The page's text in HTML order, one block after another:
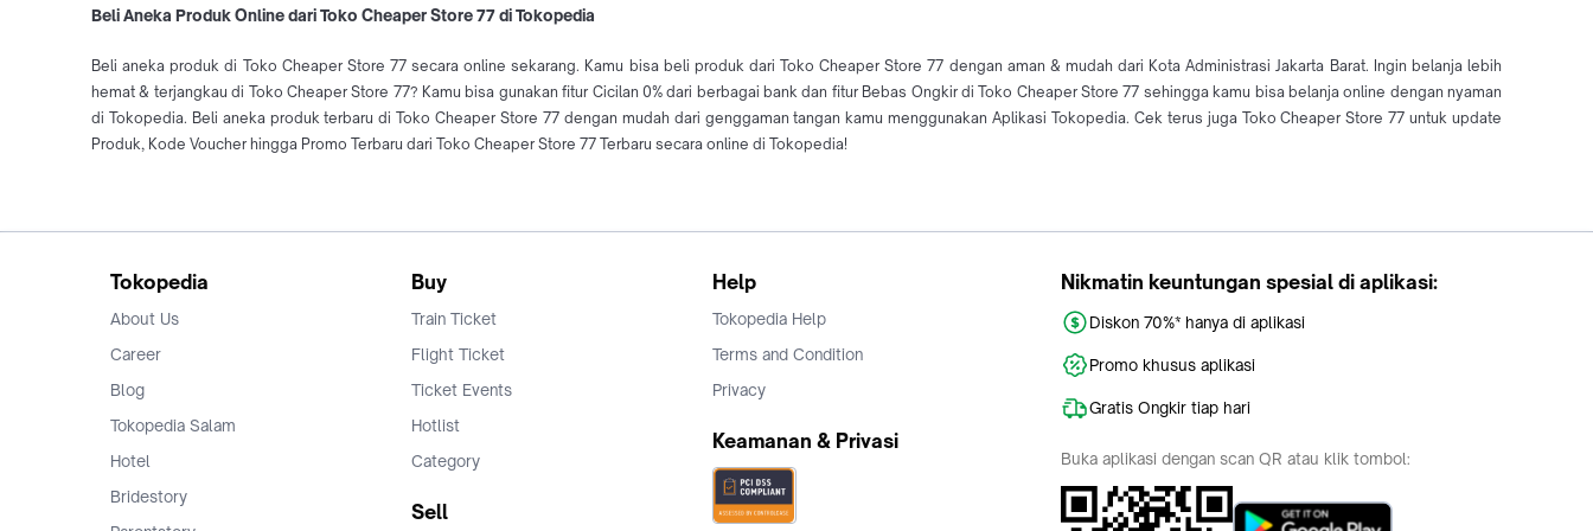
Beli Aneka Produk Online dari Toko Cheaper Store 77 di Tokopedia
Beli aneka produk di Toko Cheaper Store 77 secara online sekarang. Kamu bisa beli produk dari Toko Cheaper Store 77 dengan aman & mudah dari Kota Administrasi Jakarta Barat. Ingin belanja lebih
hemat & terjangkau di Toko Cheaper Store 77? Kamu bisa gunakan fitur Cicilan 0% dari berbagai bank dan fitur Bebas Ongkir di Toko Cheaper Store 77 sehingga kamu bisa belanja online dengan nyaman
di Tokopedia. Beli aneka produk terbaru di Toko Cheaper Store 77 dengan mudah dari genggaman tangan kamu menggunakan Aplikasi Tokopedia. Cek terus juga Toko Cheaper Store 77 untuk update
Produk, Kode Voucher hingga Promo Terbaru dari Toko Cheaper Store 77 Terbaru secara online di Tokopedia!
Tokopedia
About Us
Career
Blog
Tokopedia Salam
Hotel
Bridestory
Buy
Train Ticket
Flight Ticket
Ticket Events
Hotlist
Category
Sell
Help
Tokopedia Help
Terms and Condition
Privacy
Keamanan & Privasi
Nikmatin keuntungan spesial di aplikasi:
Diskon 70%* hanya di aplikasi
Promo khusus aplikasi
Gratis Ongkir tiap hari
Buka aplikasi dengan scan QR atau klik tombol: